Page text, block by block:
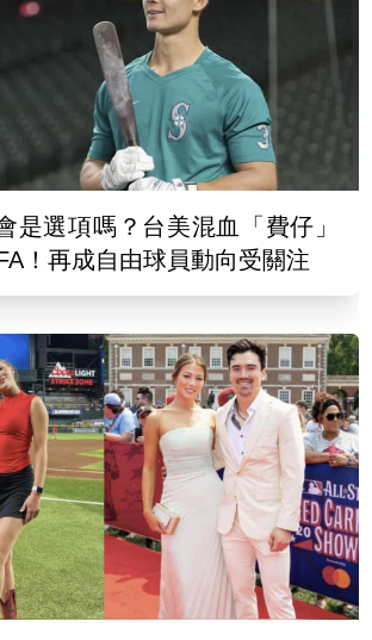
是選項嗎？台美混血「費仔」
！再成自由球員動向受關注